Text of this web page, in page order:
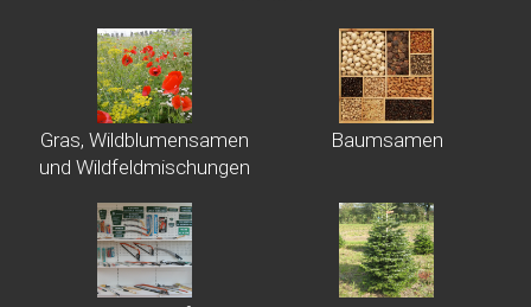
Gras, Wildblumensamen
und Wildfeldmischungen
Baumsamen